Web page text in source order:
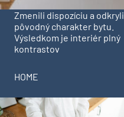
Zmenili dispozíciu a odkryli
pôvodný charakter bytu.
Výsledkom je interiér plný
kontrastov
HOME